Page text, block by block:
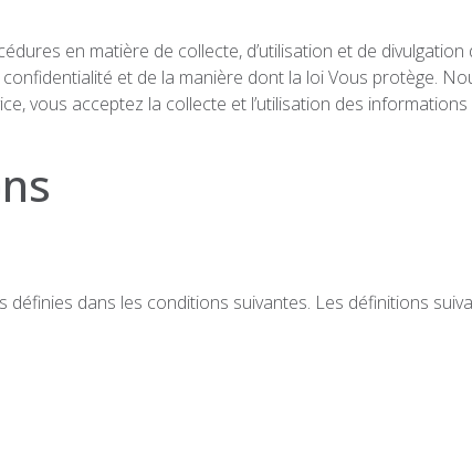
en matière de collecte, d’utilisation et de
et de la manière dont la loi Vous protège.
vous acceptez la collecte et l’utilisation des
dans les conditions suivantes. Les définitions